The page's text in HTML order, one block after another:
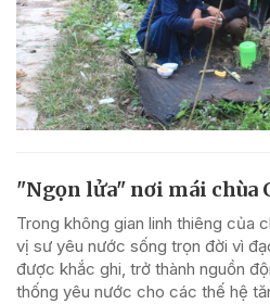
"Ngọn lửa" nơi mái chùa
Trong không gian linh thiêng của
vị sư yêu nước sống trọn đời vì
được khắc ghi, trở thành nguồn
thống yêu nước cho các thế hệ